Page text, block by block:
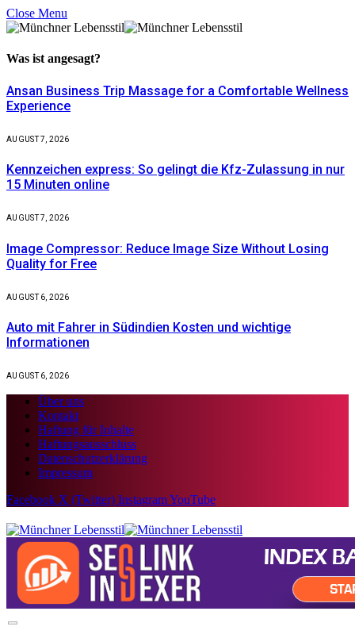
Close Menu
Was ist angesagt?
Ansan Business Trip Massage for a Comfortable Wellness
Experience
AUGUST 7, 2026
Kennzeichen express: So gelingt die Kfz-Zulassung in nur
15 Minuten online
AUGUST 7, 2026
Image Compressor: Reduce Image Size Without Losing
Quality for Free
AUGUST 6, 2026
Auto mit Fahrer in Südindien Kosten und wichtige
Informationen
AUGUST 6, 2026
Über uns
Kontakt
Haftung für Inhalte
Haftungsausschluss
Datenschutzerklärung
Impressum
Facebook X (Twitter) InstagramYouTube